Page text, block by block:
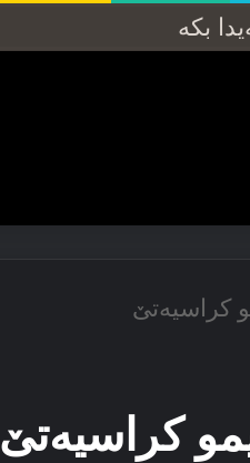
کراسیەتێ
کراسیەتێ